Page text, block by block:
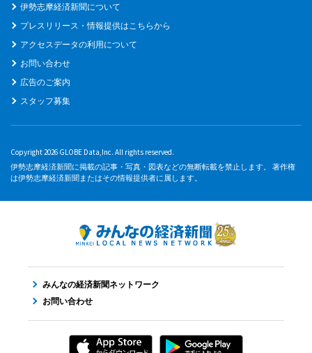
伊勢志摩経済新聞について
プレスリリース・情報提供はこちらから
アクセスデータの利用について
お問い合わせ
広告のご案内
スタッフ募集
Copyright 2026 GLOBE Data,Inc. All rights reserved.
伊勢志摩経済新聞に掲載の記事・写真・図表などの無断転載を禁止します。 著作権
は伊勢志摩経済新聞またはその情報提供者に属します。
みんなの経済新聞ネットワーク
お問い合わせ